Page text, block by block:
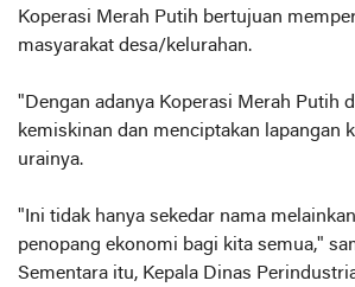
Koperasi Merah Putih bertujuan
masyarakat desa/kelurahan.
"Dengan adanya Koperasi Merah Putih
kemiskinan dan menciptakan lapangan
urainya.
"Ini tidak hanya sekedar nama
penopang ekonomi bagi kita semua,"
Sementara itu, Kepala Dinas